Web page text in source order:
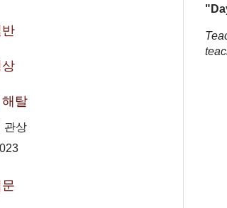
탈
관상